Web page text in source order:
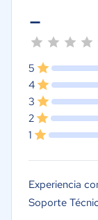
-
5
4
3
2
1
Experiencia
Soporte